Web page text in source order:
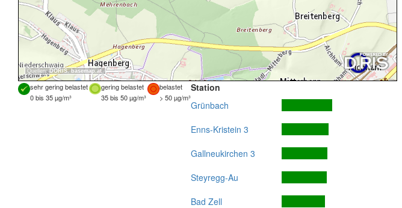
Quellen: DORIS,basemap.at
sehr gering belastet gering belastet
belastet
0 bis 35 µg/m³
35 bis 50 µg/m³ > 50 µg/m³
Station
Grünbach
Enns-Kristein 3
Gallneukirchen 3
Steyregg-Au
Bad Zell